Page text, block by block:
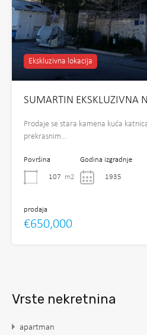
Ekskluzivna lokacija
SUMARTIN EKSKLUZIVNA
Prodaje se stara kamena kuća
prekrasnim…
Površina
107 m2
Godina izgradnje
1935
prodaja
€650,000
Vrste nekretnina
apartman